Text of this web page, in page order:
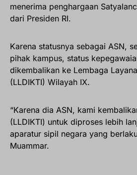
menerima penghargaan
dari Presiden RI.
Karena statusnya sebagai ASN,
pihak kampus, status
dikembalikan ke Lembaga
(LLDIKTI) Wilayah IX.
“Karena dia ASN, kami
(LLDIKTI) untuk diproses lebih
aparatur sipil negara yang
Muammar.